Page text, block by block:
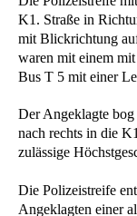
K1. Straße in
mit Blickrichtung
waren mit einem
Bus T 5 mit einer
Der Angeklagte
nach rechts in die
zulässige
Die Polizeistreife
Angeklagten einer